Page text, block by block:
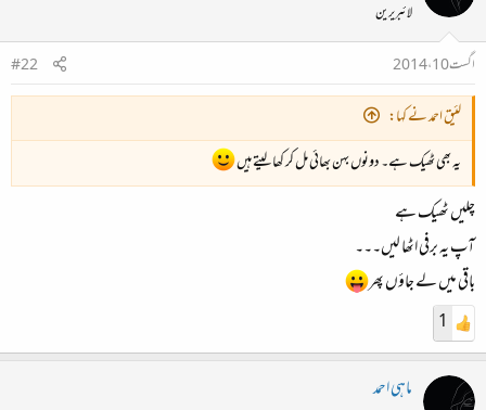
لائبریرین
اگست 10، 2014
#22
لئیق احمد نے کہا:
یہ بھی ٹھیک ہے۔ دونوں بہن بھائی مل کر کھا لیتے ہیں
چلیں ٹھیک ہے
آپ یہ برفی اٹھا لیں۔۔۔
باقی میں لے جاؤں پھر
1
ماہی احمد